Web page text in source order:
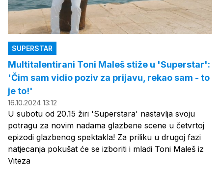
SUPERSTAR
Multitalentirani Toni Maleš stiže u 'Superstar':
'Čim sam vidio poziv za prijavu, rekao sam - to
je to!'
16.10.2024 13:12
U subotu od 20.15 žiri 'Superstara' nastavlja svoju
potragu za novim nadama glazbene scene u četvrtoj
epizodi glazbenog spektakla! Za priliku u drugoj fazi
natjecanja pokušat će se izboriti i mladi Toni Maleš iz
Viteza